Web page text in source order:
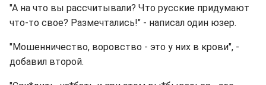
"А на что вы рассчитывали? Что русские придумают
что-то свое? Размечтались!" - написал один юзер.
"Мошенничество, воровство - это у них в крови", -
добавил второй.